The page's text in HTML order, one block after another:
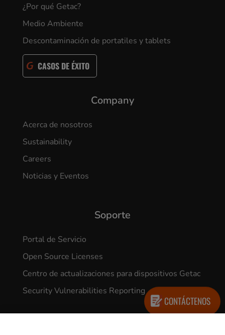
¿Por qué Getac?
Medio Ambiente
Descontaminación de portatiles y tablets
CASOS DE ÉXITO
Company
Acerca de nosotros
Sustainability
Careers
Noticias y Eventos
Soporte
Portal de Servicio
Open Source Licenses
Centro de actualizaciones para dispositivos Getac
Security Vulnerabilities Reporting
CONTÁCTENOS